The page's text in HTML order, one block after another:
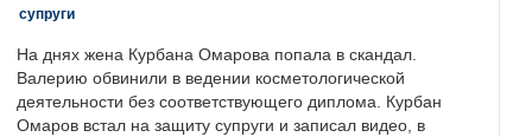
супруги
На днях жена Курбана Омарова попала в скандал.
Валерию обвинили в ведении косметологической
деятельности без соответствующего диплома. Курбан
Омаров встал на защиту супруги и записал видео, в